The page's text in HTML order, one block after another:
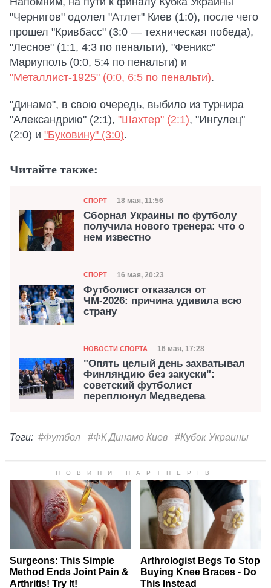
"Чернигов" одолел "Атлет" Киев (1:0), после чего
прошел "Кривбасс" (3:0 — техническая победа),
"Лесное" (1:1, 4:3 по пенальти), "Феникс"
Мариуполь (0:0, 5:4 по пенальти) и
"Металлист-1925" (0:0, 6:5 по пенальти).
"Динамо", в свою очередь, выбило из турнира
"Александрию" (2:1), "Шахтер" (2:1), "Ингулец"
(2:0) и "Буковину" (3:0).
Читайте также:
Категория
СПОРТ Дата публикации
18 мая, 11:56
Сборная Украины по футболу
получила нового тренера: что о
нем известно
Категория
СПОРТ Дата публикации
16 мая, 20:23
Футболист отказался от
ЧМ-2026: причина удивила всю
страну
Категория
НОВОСТИ СПОРТА Дата публикации
16 мая, 17:28
"Опять целый день захватывал
Финляндию без закуски":
советский футболист
переплюнул Медведева
Теги: #Футбол #ФК Динамо Киев #Кубок Украины